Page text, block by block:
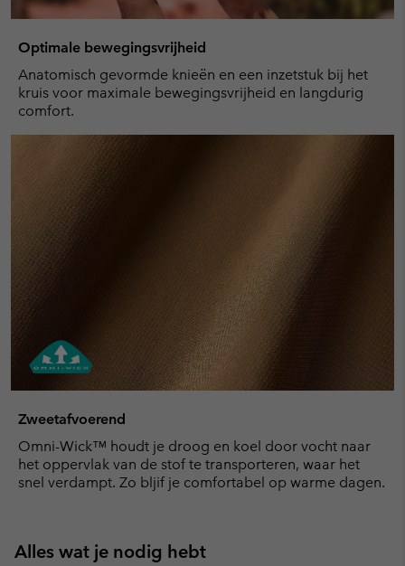
Optimale bewegingsvrijheid
Anatomisch gevormde knieën en een inzetstuk bij het
kruis voor maximale bewegingsvrijheid en langdurig
comfort.
Zweetafvoerend
Omni-Wick™ houdt je droog en koel door vocht naar
het oppervlak van de stof te transporteren, waar het
snel verdampt. Zo bljif je comfortabel op warme dagen.
Alles wat je nodig hebt